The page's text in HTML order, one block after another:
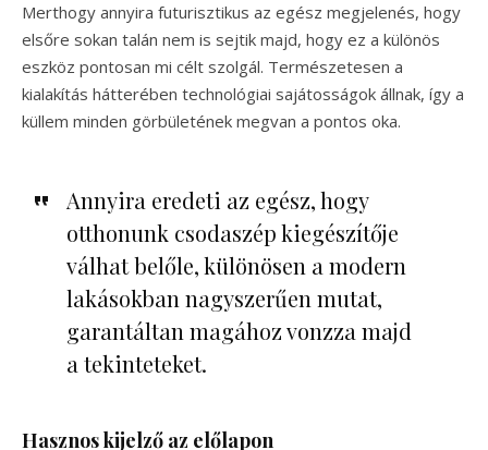
Merthogy annyira futurisztikus az egész megjelenés, hogy
elsőre sokan talán nem is sejtik majd, hogy ez a különös
eszköz pontosan mi célt szolgál. Természetesen a
kialakítás hátterében technológiai sajátosságok állnak, így a
küllem minden görbületének megvan a pontos oka.
Annyira eredeti az egész, hogy
otthonunk csodaszép kiegészítője
válhat belőle, különösen a modern
lakásokban nagyszerűen mutat,
garantáltan magához vonzza majd
a tekinteteket.
Hasznos kijelző az előlapon